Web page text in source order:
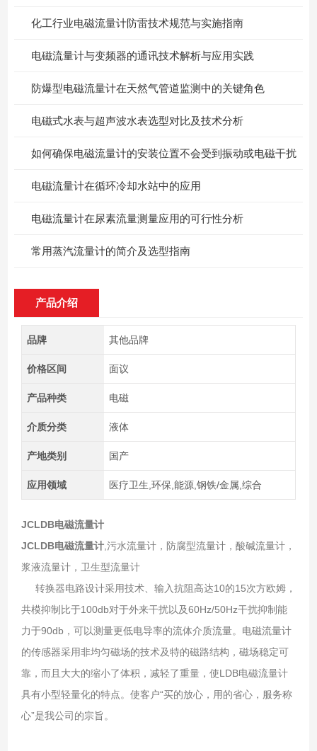
化工行业电磁流量计防雷技术规范与实施指南
电磁流量计与变频器的通讯技术解析与应用实践
防爆型电磁流量计在天然气管道监测中的关键角色
电磁式水表与超声波水表选型对比及技术分析
如何确保电磁流量计的安装位置不会受到振动或电磁干扰
电磁流量计在循环冷却水站中的应用
电磁流量计在尿素流量测量应用的可行性分析
常用蒸汽流量计的简介及选型指南
产品介绍
品牌 其他品牌
价格区间 面议
产品种类 电磁
介质分类 液体
产地类别 国产
应用领域 医疗卫生,环保,能源,钢铁/金属,综合
JCLDB电磁流量计
JCLDB电磁流量计,污水流量计，防腐型流量计，酸碱流量计，
浆液流量计，卫生型流量计
转换器电路设计采用技术、输入抗阻高达10的15次方欧姆，
共模抑制比于100db对于外来干扰以及60Hz/50Hz干扰抑制能
力于90db，可以测量更低电导率的流体介质流量。电磁流量计
的传感器采用非均匀磁场的技术及特的磁路结构，磁场稳定可
靠，而且大大的缩小了体积，减轻了重量，使LDB电磁流量计
具有小型轻量化的特点。使客户“买的放心，用的省心，服务称
心”是我公司的宗旨。